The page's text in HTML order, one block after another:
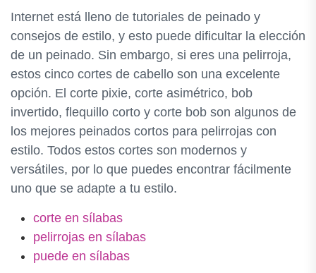
Internet está lleno de tutoriales de peinado y
consejos de estilo, y esto puede dificultar la elección
de un peinado. Sin embargo, si eres una pelirroja,
estos cinco cortes de cabello son una excelente
opción. El corte pixie, corte asimétrico, bob
invertido, flequillo corto y corte bob son algunos de
los mejores peinados cortos para pelirrojas con
estilo. Todos estos cortes son modernos y
versátiles, por lo que puedes encontrar fácilmente
uno que se adapte a tu estilo.
corte en sílabas
pelirrojas en sílabas
puede en sílabas